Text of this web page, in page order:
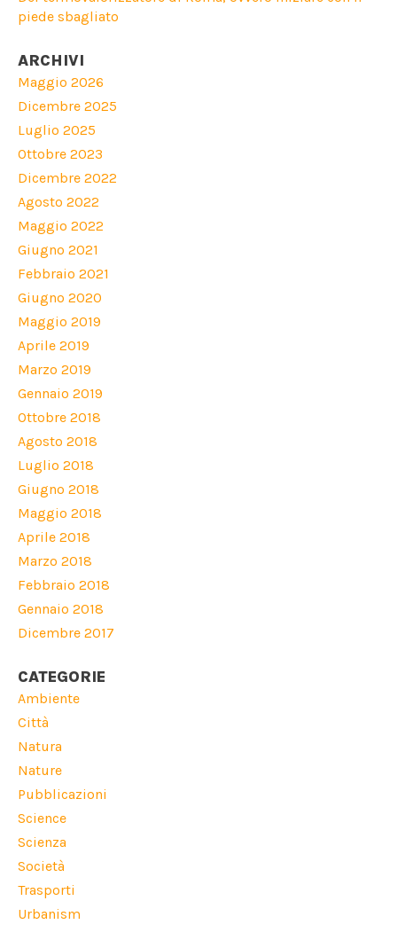
piede sbagliato
ARCHIVI
Maggio 2026
Dicembre 2025
Luglio 2025
Ottobre 2023
Dicembre 2022
Agosto 2022
Maggio 2022
Giugno 2021
Febbraio 2021
Giugno 2020
Maggio 2019
Aprile 2019
Marzo 2019
Gennaio 2019
Ottobre 2018
Agosto 2018
Luglio 2018
Giugno 2018
Maggio 2018
Aprile 2018
Marzo 2018
Febbraio 2018
Gennaio 2018
Dicembre 2017
CATEGORIE
Ambiente
Città
Natura
Nature
Pubblicazioni
Science
Scienza
Società
Trasporti
Urbanism